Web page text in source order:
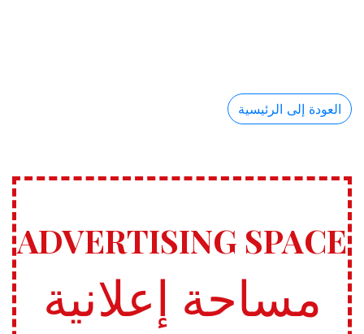
العودة إلى الرئيسية
ADVERTISING SPACE
مساحة إعلانية